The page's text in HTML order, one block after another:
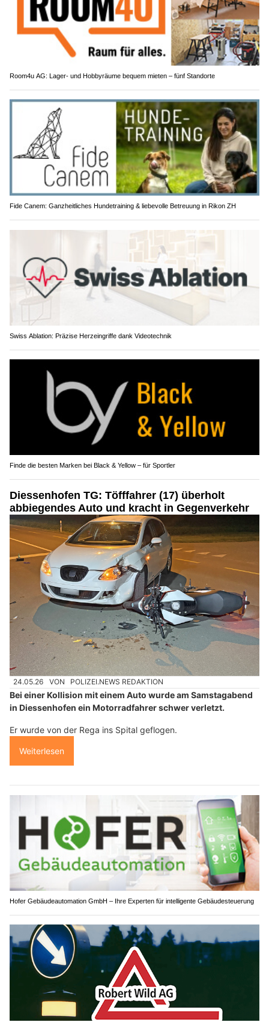
Room4u AG: Lager- und Hobbyräume bequem mieten – fünf Standorte
Fide Canem: Ganzheitliches Hundetraining & liebevolle Betreuung in Rikon ZH
Swiss Ablation: Präzise Herzeingriffe dank Videotechnik
Finde die besten Marken bei Black & Yellow – für Sportler
Diessenhofen TG: Töfffahrer (17) überholt
abbiegendes Auto und kracht in Gegenverkehr
24.05.26 VON POLIZEI.NEWS REDAKTION
Bei einer Kollision mit einem Auto wurde am Samstagabend
in Diessenhofen ein Motorradfahrer schwer verletzt.
Er wurde von der Rega ins Spital geflogen.
Weiterlesen
Hofer Gebäudeautomation GmbH – Ihre Experten für intelligente Gebäudesteuerung